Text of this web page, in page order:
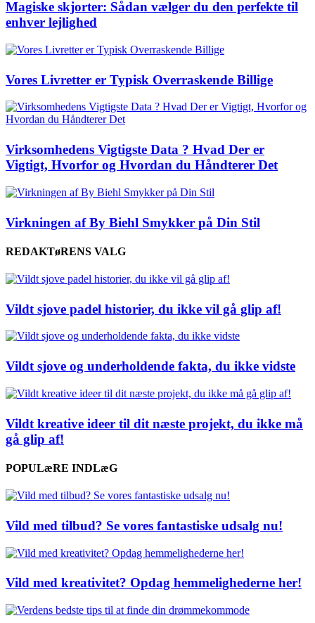
Magiske skjorter: Sådan vælger du den perfekte til
enhver lejlighed
Vores Livretter er Typisk Overraskende Billige
Virksomhedens Vigtigste Data ? Hvad Der er
Vigtigt, Hvorfor og Hvordan du Håndterer Det
Virkningen af By Biehl Smykker på Din Stil
REDAKTøRENS VALG
Vildt sjove padel historier, du ikke vil gå glip af!
Vildt sjove og underholdende fakta, du ikke vidste
Vildt kreative ideer til dit næste projekt, du ikke må
gå glip af!
POPULæRE INDLæG
Vild med tilbud? Se vores fantastiske udsalg nu!
Vild med kreativitet? Opdag hemmelighederne her!